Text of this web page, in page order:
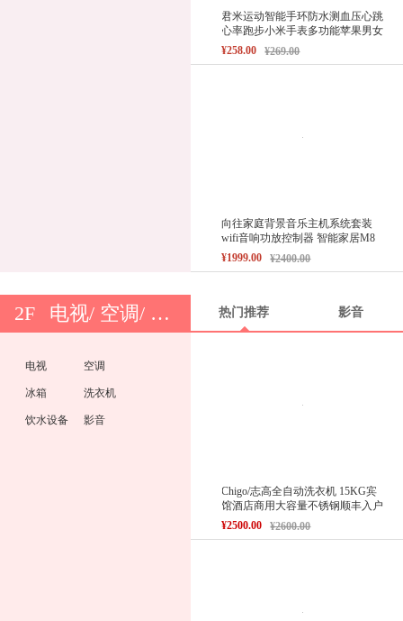
君米运动智能手环防水测血压心跳
心率跑步小米手表多功能苹果男女
¥258.00
¥269.00
向往家庭背景音乐主机系统套装
wifi音响功放控制器 智能家居M8
¥1999.00
¥2400.00
2F 电视/ 空调/ 冰箱/ 洗衣机
电视 空调
冰箱 洗衣机
饮水设备 影音
热门推荐 影音
Chigo/志高全自动洗衣机 15KG宾
馆酒店商用大容量不锈钢顺丰入户
¥2500.00
¥2600.00